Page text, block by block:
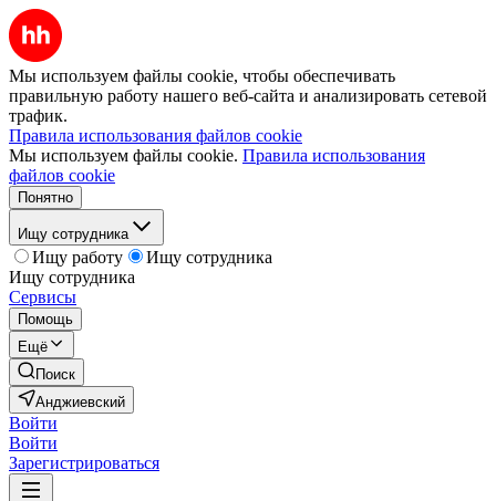
Мы используем файлы cookie, чтобы обеспечивать
правильную работу нашего веб-сайта и анализировать сетевой
трафик.
Правила использования файлов cookie
Мы используем файлы cookie. Правила использования
файлов cookie
Понятно
Ищу сотрудника
Ищу работу
Ищу сотрудника
Ищу сотрудника
Сервисы
Помощь
Ещё
Поиск
Анджиевский
Войти
Войти
Зарегистрироваться